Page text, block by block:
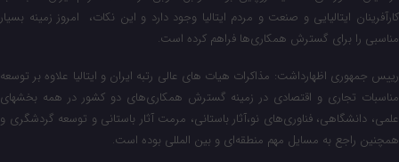
کارآفرینان ایتالیایی و صنعت و مردم ایتالیا وجود دارد و این نکات، امروز زمینه بسیار
مناسبی را برای گسترش همکاری‌ها فراهم کرده است.
رییس جمهوری اظهارداشت: مذاکرات هیات های عالی رتبه ایران و ایتالیا علاوه بر توسعه
مناسبات تجاری و اقتصادی در زمینه گسترش همکاری‌های دو کشور در همه بخشهای
علمی، دانشگاهی، فناوری‌های نو،‌آثار باستانی، مرمت آثار باستانی و توسعه گردشگری و
همچنین راجع به مسایل مهم منطقه‌ای و بین المللی بوده است.